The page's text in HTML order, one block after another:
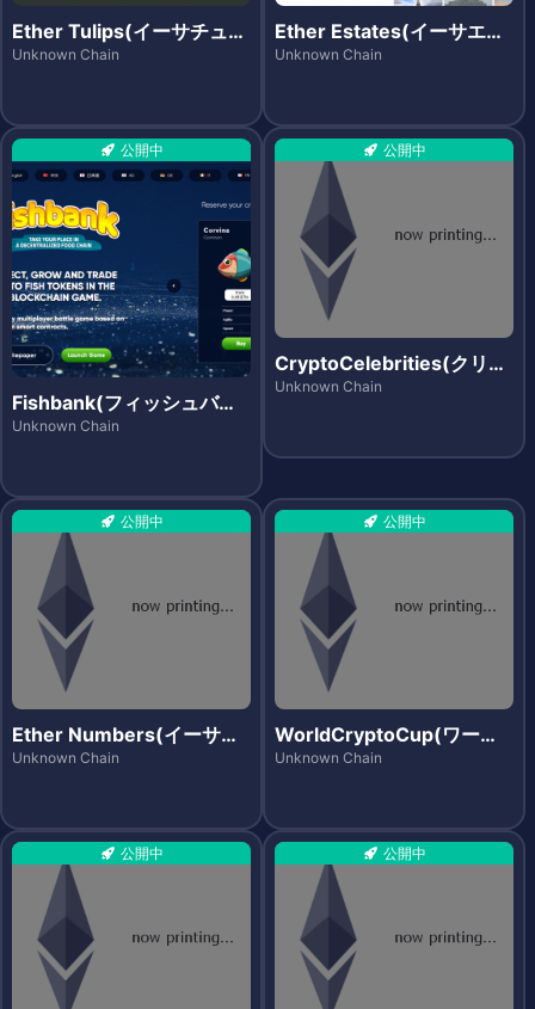
Ether Tulips(イーサチュー
リップス)
Unknown Chain
Ether Estates(イーサエス
テーツ)
Unknown Chain
公開中
Fishbank(フィッシュバン
ク)
Unknown Chain
公開中
CryptoCelebrities(クリプ
トセレブリティーズ)
Unknown Chain
公開中
Ether Numbers(イーサナ
ンバーズ)
Unknown Chain
公開中
WorldCryptoCup(ワール
ドクリプトカップ)
Unknown Chain
公開中 公開中